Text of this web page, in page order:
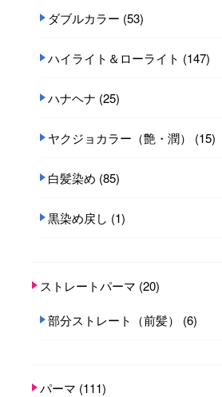
ダブルカラー (53)
ハイライト＆ローライト (147)
ハナヘナ (25)
ヤクジョカラー（艶・潤） (15)
白髪染め (85)
黒染め戻し (1)
ストレートパーマ (20)
部分ストレート（前髪） (6)
パーマ (111)